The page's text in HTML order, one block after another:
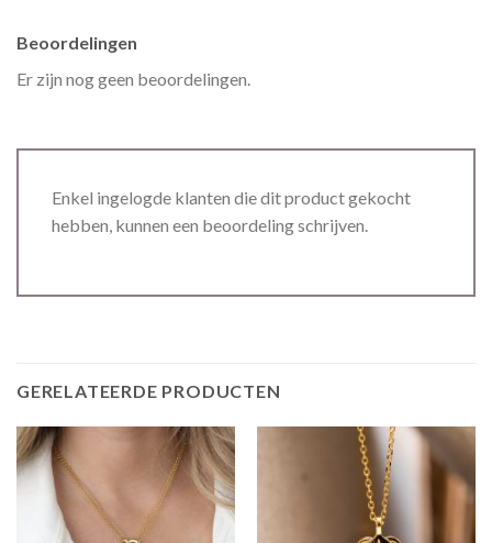
Beoordelingen
Er zijn nog geen beoordelingen.
Enkel ingelogde klanten die dit product gekocht
hebben, kunnen een beoordeling schrijven.
GERELATEERDE PRODUCTEN